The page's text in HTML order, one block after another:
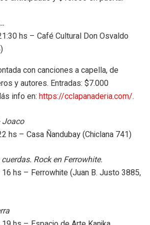
hs – Café Cultural Don Osvaldo
con canciones a capella, de
y autores. Entradas: $7.000
info en:https://cclapanaderia.com/.
Joaco
hs – Casa Ñandubay (Chiclana 741)
Rock en Ferrowhite.
hs – Ferrowhite (Juan B. Justo 3885,